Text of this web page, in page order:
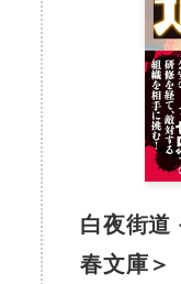
白夜街道
春文庫＞